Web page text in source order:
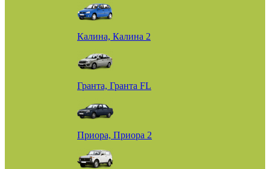
Калина, Калина 2
Гранта, Гранта FL
Приора, Приора 2